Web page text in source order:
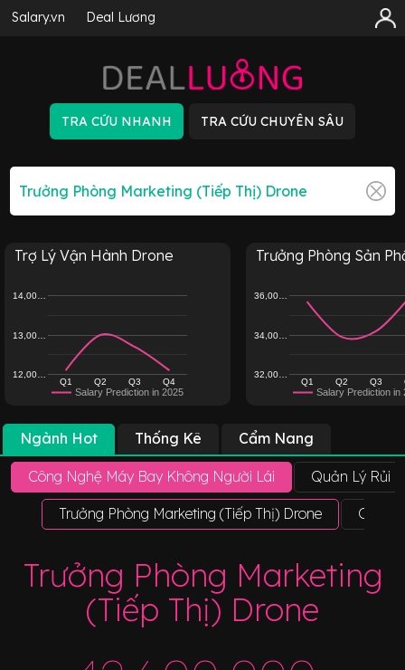
Salary.vn Deal Lương
Trợ Lý Vận Hành Drone
Salary Prediction in 2025
Q1 Q2 Q3 Q4
12,00…
13,00…
14,00…
Trưởng Phòng Sản
Salary Prediction in
Q1 Q2 Q3
32,00…
34,00…
36,00…
Ngành Hot Thống Kê Cẩm Nang
Công Nghệ Máy Bay Không Người Lái Quản Lý Rủi
Trưởng Phòng Marketing (Tiếp Thị) Drone
Trưởng Phòng Marketing
(Tiếp Thị) Drone